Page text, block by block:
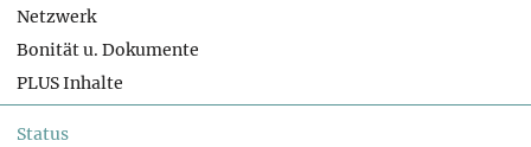
Netzwerk
Bonität u. Dokumente
PLUS Inhalte
Status